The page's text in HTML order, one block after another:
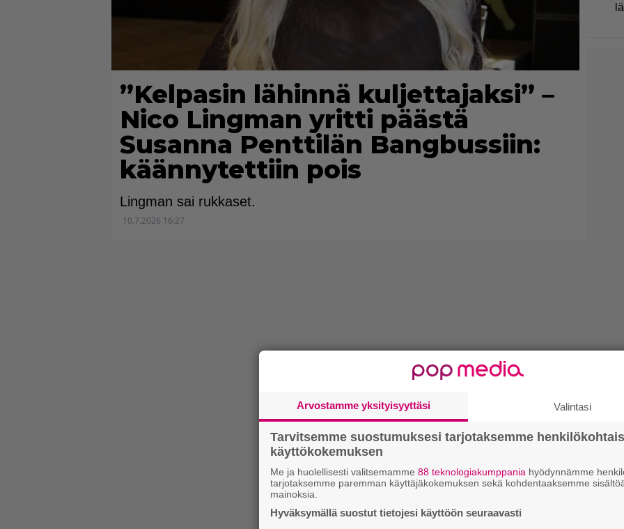
”Kelpasin lähinnä kuljettajaksi” –
Nico Lingman yritti päästä
Susanna Penttilän Bangbussiin:
käännytettiin pois
Lingman sai rukkaset.
10.7.2026 16:27
Arvostamme yksityisyyttäsi Valintasi
Tarvitsemme suostumuksesi tarjotaksemme
käyttökokemuksen
Me ja huolellisesti valitsemamme 88 teknologiakumppania hyödynnämme
tarjotaksemme paremman käyttäjäkokemuksen sekä kohdentaaksemme
mainoksia.
Hyväksymällä suostut tietojesi käyttöön seuraavasti